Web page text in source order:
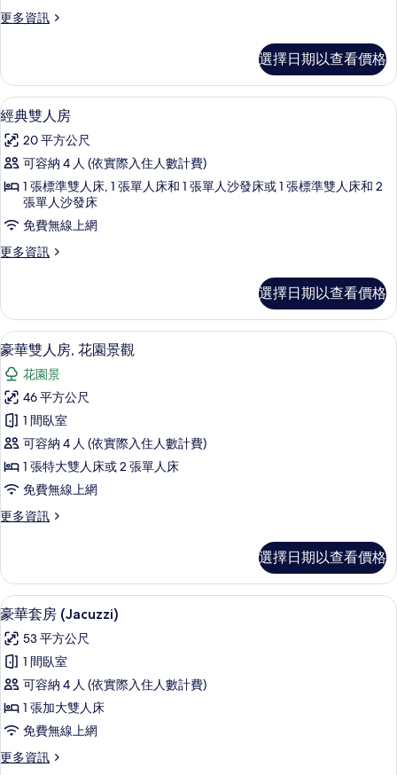
的
有
相
片
更多資訊
更
雙
人
房
詳
情
選擇日期以查看價格
顯
示
經
典
人
房
有
相
片
經典雙人房 | 羽絨被、記憶床墊、迷
15
經典雙人房
20 平方公尺
可容納 4 人 (依實際入住人數計費)
1 張標準雙人床, 1 張單人床和 1 張單人沙發床或 1 張標準雙人床和 2
張單人沙發床
免費無線上網
更多資訊
更
雙
人
房
的
詳
情
選擇日期以查看價格
顯
示
豪
華
雙
人
房,
園
觀
的
所
有
相
片
豪華雙人房, 花園景觀 | 羽絨被、記憶
21
豪華雙人房, 花園景觀
花園景
46 平方公尺
1 間臥室
可容納 4 人 (依實際入住人數計費)
1 張特大雙人床或 2 張單人床
免費無線上網
更多資訊
更
雙
人
房,
園
景
觀
的
詳
情
選擇日期以查看價格
顯
示
豪
華
套
房
(Jacuzzi)
的
豪華套房 (Jacuzzi) | 羽絨被、記憶床
13
豪華套房 (Jacuzzi)
53 平方公尺
1 間臥室
可容納 4 人 (依實際入住人數計費)
1 張加大雙人床
免費無線上網
更多資訊
更